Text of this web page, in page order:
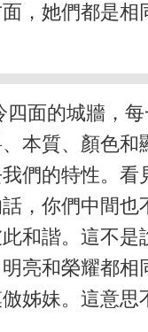
，她們都是
面的城牆，
本質、顏色
們的特性。
，你們中間
和諧。這不
亮和榮耀都
姊妹。這意思